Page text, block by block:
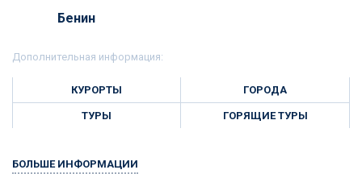
Бенин
Дополнительная информация:
КУРОРТЫ ГОРОДА
ТУРЫ ГОРЯЩИЕ ТУРЫ
БОЛЬШЕ ИНФОРМАЦИИ